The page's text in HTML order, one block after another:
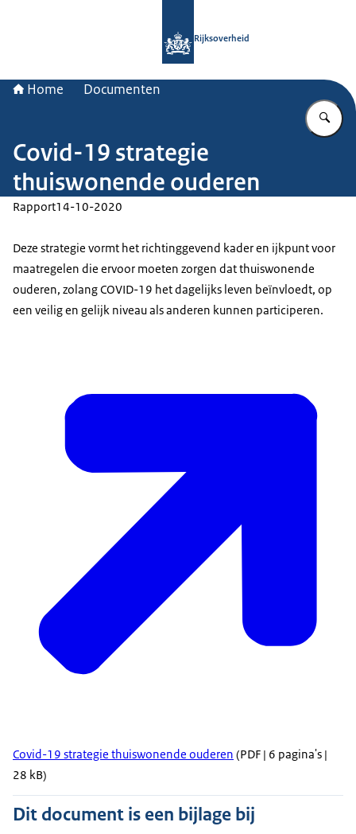
Rijksoverheid
Home Documenten
Covid-19 strategie
thuiswonende ouderen
Rapport14-10-2020
Deze strategie vormt het richtinggevend kader en ijkpunt voor
maatregelen die ervoor moeten zorgen dat thuiswonende
ouderen, zolang COVID-19 het dagelijks leven beïnvloedt, op
een veilig en gelijk niveau als anderen kunnen participeren.
Covid-19 strategie thuiswonende ouderen (PDF | 6 pagina's |
28 kB)
Dit document is een bijlage bij